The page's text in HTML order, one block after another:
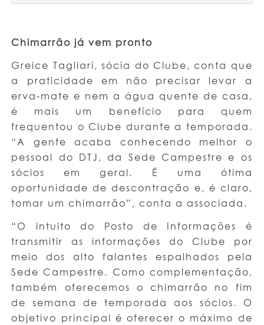
Chimarrão já vem pronto
Greice Tagliari, sócia do Clube, conta que
a praticidade em não precisar levar a
erva-mate e nem a água quente de casa,
é mais um benefício para quem
frequentou o Clube durante a temporada.
“A gente acaba conhecendo melhor o
pessoal do DTJ, da Sede Campestre e os
sócios em geral. É uma ótima
oportunidade de descontração e, é claro,
tomar um chimarrão”, conta a associada.
“O intuito do Posto de Informações é
transmitir as informações do Clube por
meio dos alto falantes espalhados pela
Sede Campestre. Como complementação,
também oferecemos o chimarrão no fim
de semana de temporada aos sócios. O
objetivo principal é oferecer o máximo de